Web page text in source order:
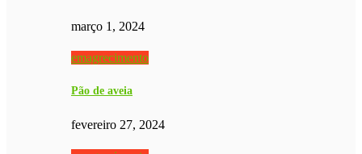
março 1, 2024
emagrecimento
Pão de aveia
fevereiro 27, 2024